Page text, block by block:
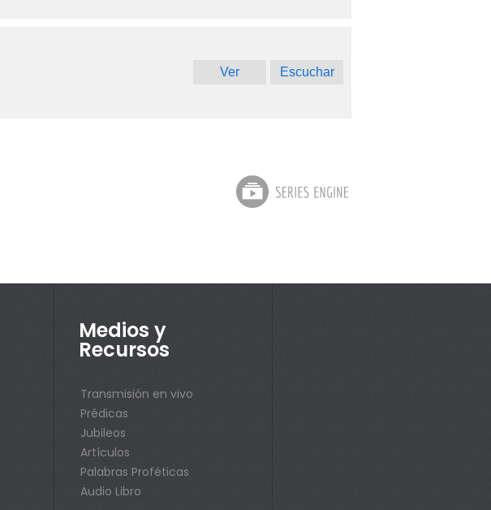
Ver Escuchar
Medios y
Recursos
Transmisión en vivo
Prédicas
Jubileos
Artículos
Palabras Proféticas
Audio Libro